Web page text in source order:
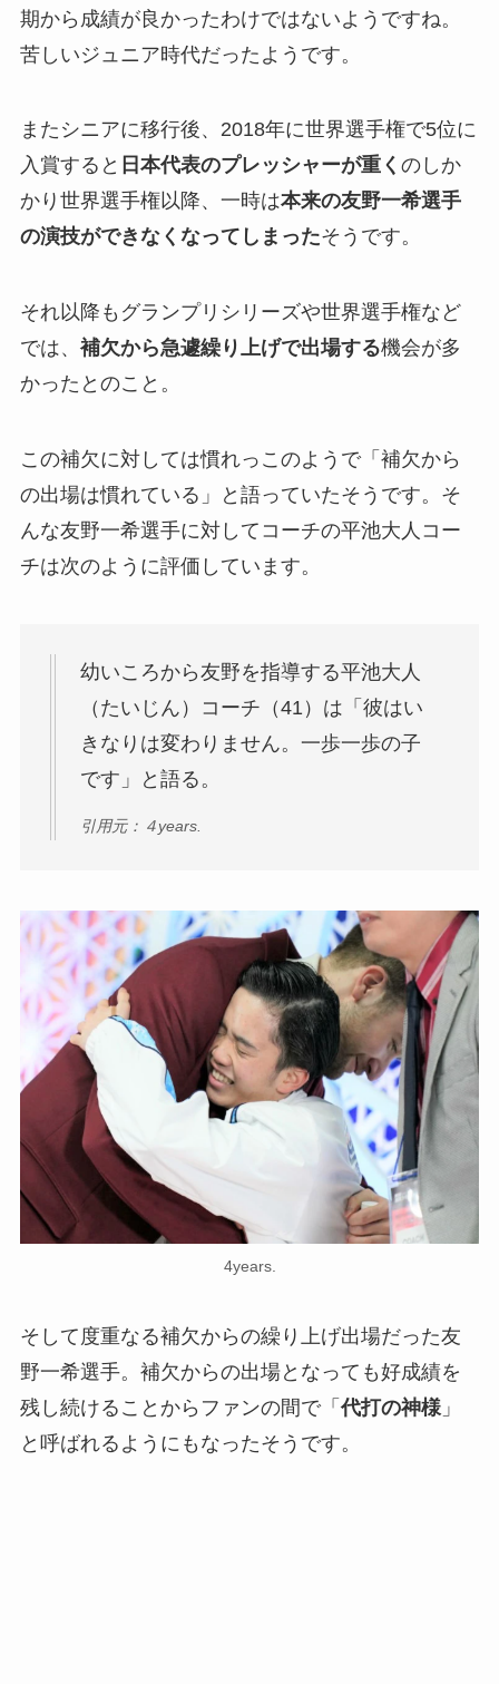
期から成績が良かったわけではないようですね。
苦しいジュニア時代だったようです。
またシニアに移行後、2018年に世界選手権で5位に
入賞すると 日本代表のプレッシャーが重く のしか
かり世界選手権以降、一時は本来の友野一希選手
の演技ができなくなってしまったそうです。
それ以降もグランプリシリーズや世界選手権など
では、 補欠から急遽繰り上げで出場する機会が多
かったとのこと。
この補欠に対しては慣れっこのようで「補欠から
の出場は慣れている」と語っていたそうです。そ
んな友野一希選手に対してコーチの平池大人コー
チは次のように評価しています。
幼いころから友野を指導する平池大人
（たいじん）コーチ（41）は「彼はい
きなりは変わりません。一歩一歩の子
です」と語る。
引用元：４years.
4years.
そして度重なる補欠からの繰り上げ出場だった友
野一希選手。補欠からの出場となっても好成績を
残し続けることからファンの間で「 代打の神様」
と呼ばれるようにもなったそうです。